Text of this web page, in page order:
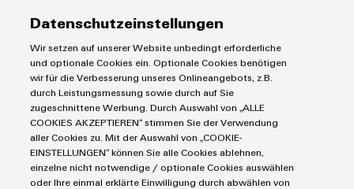
Entrons en contact
pour établir des connexions dans
l'IoT industriel et l'automatisation
Weidmüller est un partenaire en technique de raccordement
industriel et un pionnier dans la technologie de connexion.
fournit la base pour concevoir votre IoT industrielle
individuelle et votre solution d'automatisation. Nous vous
permettons de bénéficier d’une plus grande valeur ajoutée à
partir de vos données et en même temps d'être indépendant
des fournisseurs uniques.
Datenschutzeinstellungen
Wir setzen auf unserer Website unbedingt erforderliche
und optionale Cookies ein. Optionale Cookies benötigen
wir für die Verbesserung unseres Onlineangebots, z.B.
durch Leistungsmessung sowie durch auf Sie
zugeschnittene Werbung. Durch Auswahl von „ALLE
COOKIES AKZEPTIEREN“ stimmen Sie der Verwendung
aller Cookies zu. Mit der Auswahl von „COOKIE-
EINSTELLUNGEN“ können Sie alle Cookies ablehnen,
einzelne nicht notwendige / optionale Cookies auswählen
oder Ihre einmal erklärte Einwilligung durch abwählen von